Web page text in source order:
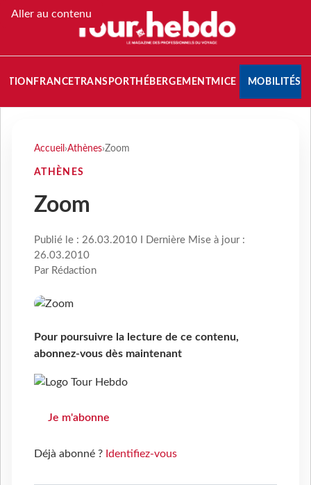
Aller au contenu
FRANCETRANSPORT HÉBERGEMENTMICE MOBILITÉS
Accueil ›Athènes›Zoom
ATHÈNES
Zoom
Publié le : 26.03.2010 I Dernière Mise à jour :
26.03.2010
Par Rédaction
Pour poursuivre la lecture de ce contenu,
abonnez-vous dès maintenant
Je m'abonne
Déjà abonné ? Identifiez-vous